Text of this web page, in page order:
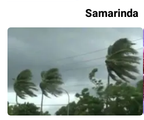
Samarinda